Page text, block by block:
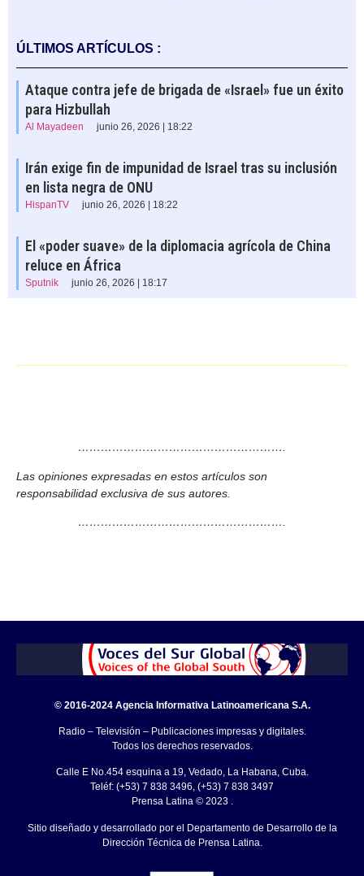
ÚLTIMOS ARTÍCULOS :
Ataque contra jefe de brigada de «Israel» fue un éxito
para Hizbullah
Al Mayadeen junio 26, 2026 | 18:22
Irán exige fin de impunidad de Israel tras su inclusión
en lista negra de ONU
HispanTV junio 26, 2026 | 18:22
El «poder suave» de la diplomacia agrícola de China
reluce en África
Sputnik junio 26, 2026 | 18:17
……………………………………………….
Las opiniones expresadas en estos artículos son
responsabilidad exclusiva de sus autores.
……………………………………………….
© 2016-2024 Agencia Informativa Latinoamericana S.A.
Radio – Televisión – Publicaciones impresas y digitales.
Todos los derechos reservados.
Calle E No.454 esquina a 19, Vedado, La Habana, Cuba.
Teléf: (+53) 7 838 3496, (+53) 7 838 3497
Prensa Latina © 2023 .
Sitio diseñado y desarrollado por el Departamento de Desarrollo de la
Dirección Técnica de Prensa Latina.